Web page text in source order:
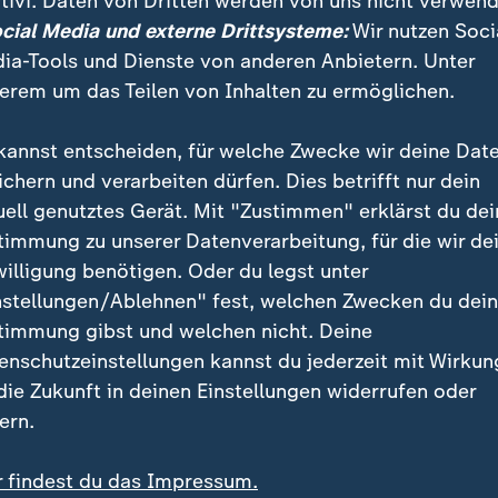
| Volle Kanne:
Pastete mit
5:21
Gesellschaft | Volle Kanne:
Pita mit Austernpilzen
Gyrosart
Video5:17
Media und externe Drittsysteme:Wir nutzen
Tools und Dienste von anderen Anbietern. Unter
um das Teilen von Inhalten zu ermöglichen.
entscheiden, für welche Zwecke wir deine
und verarbeiten dürfen. Dies betrifft nur dein
genutztes Gerät. Mit "Zustimmen" erklärst du
zu unserer Datenverarbeitung, für die wir
benötigen. Oder du legst unter
Ablehnen" fest, welchen Zwecken du
gibst und welchen nicht. Deine
kannst du jederzeit mit
Zukunft in deinen Einstellungen widerrufen oder
findest du das Impressum.